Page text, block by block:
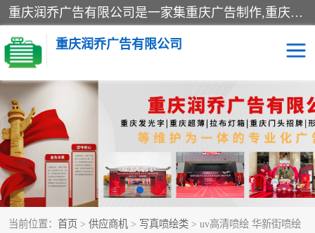
重庆润乔广告有限公司是一家集重庆广告制作,重庆标识标牌,亚克力发光字,led发光字,树脂发光字,超薄灯箱,拉布灯箱,吸塑灯箱,门头招牌,企业形象墙,写真喷绘,x展架,拉网展架,广告展架,条幅,锦旗设计,制作,施工,维护为一体的专业化广告公司.
重庆润乔广告有限公司
当前位置： 首页 > 供应商机 > 写真喷绘类 > uv高清喷绘 华新街喷绘
招牌类 发光字类
灯箱类 形象墙类
标识标牌类 写真喷绘类
展架 条幅